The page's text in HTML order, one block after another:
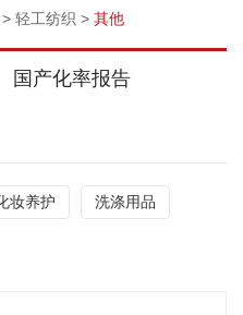
> 轻工纺织 > 其他
国产化率报告
妆养护 洗涤用品